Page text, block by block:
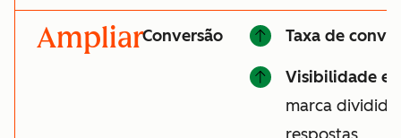
AmpliarConversão Taxa de
Visibilidade
marca